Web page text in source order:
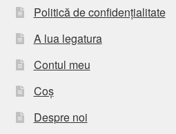
Politică de confidențialitate
A lua legatura
Contul meu
Coș
Despre noi